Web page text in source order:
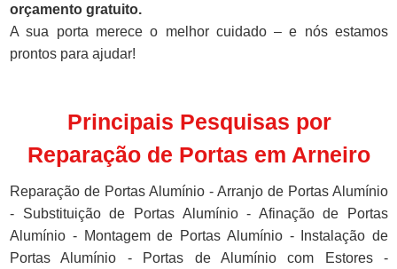
orçamento gratuito.
A sua porta merece o melhor cuidado – e nós estamos
prontos para ajudar!
Principais Pesquisas por
Reparação de Portas em Arneiro
Reparação de Portas Alumínio - Arranjo de Portas Alumínio
- Substituição de Portas Alumínio - Afinação de Portas
Alumínio - Montagem de Portas Alumínio - Instalação de
Portas Alumínio - Portas de Alumínio com Estores -